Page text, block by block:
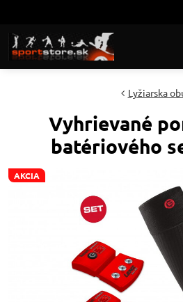
AKCIA
Lyžiarska
Vyhrievané
batériového